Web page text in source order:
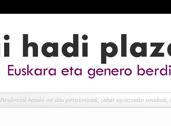
Pandemiak batuko ote ditu pentsionistak, zahar egoitzetako